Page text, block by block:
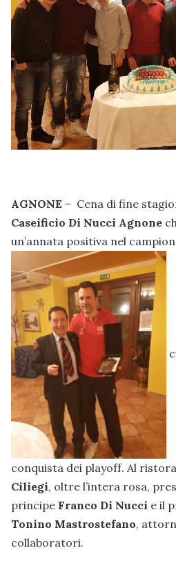
AGNONE – Cena di fine
Caseificio Di Nucci Agnone
un’annata positiva nel
conquista dei playoff. Al
Ciliegi, oltre l’intera rosa,
principe Franco Di Nucci e il
Tonino Mastrostefano,
collaboratori.